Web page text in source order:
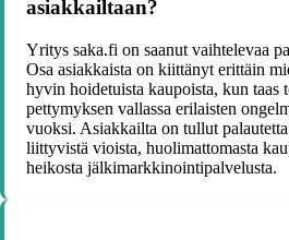
asiakkailtaan?
Yritys saka.fi on saanut vaihtelevaa
Osa asiakkaista on kiittänyt erittäin
hyvin hoidetuista kaupoista, kun taas
pettymyksen vallassa erilaisten
vuoksi. Asiakkailta on tullut
liittyvistä vioista, huolimattomasta
heikosta jälkimarkkinointipalvelusta.